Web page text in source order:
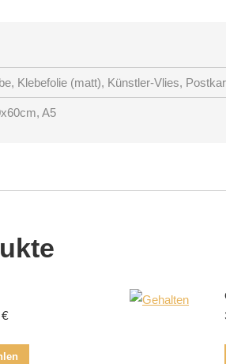
Klebefolie (matt), Künstler-Vlies,
A5
€